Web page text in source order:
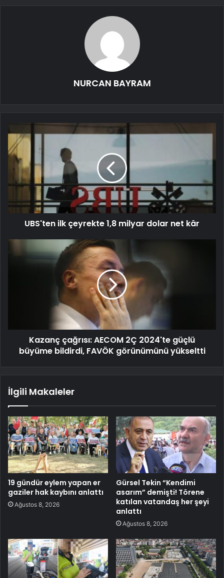
NURCAN BAYRAM
UBS'ten ilk çeyrekte 1,8 milyar dolar net kâr
Kazanç çağrısı: AECOM 2Ç 2024'te güçlü
büyüme bildirdi, FAVÖK görünümünü yükseltti
İlgili Makaleler
19 gündür eylem yapan er
gaziler hak kaybını anlattı
Ağustos 8, 2026
Gürsel Tekin “Kendimi
asarım” demişti! Törene
katılan vatandaş her şeyi
anlattı
Ağustos 8, 2026